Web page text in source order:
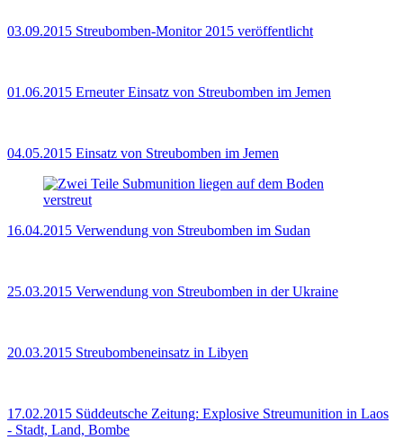
03.09.2015 Streubomben-Monitor 2015 veröffentlicht
01.06.2015 Erneuter Einsatz von Streubomben im Jemen
04.05.2015 Einsatz von Streubomben im Jemen
16.04.2015 Verwendung von Streubomben im Sudan
25.03.2015 Verwendung von Streubomben in der Ukraine
20.03.2015 Streubombeneinsatz in Libyen
17.02.2015 Süddeutsche Zeitung: Explosive Streumunition in Laos
- Stadt, Land, Bombe